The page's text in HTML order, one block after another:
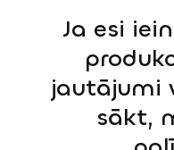
Ja esi
jautājumi
sākt,